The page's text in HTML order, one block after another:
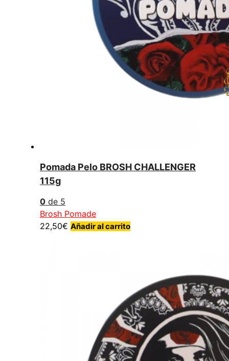
Pomada Pelo BROSH CHALLENGER
115g
0 de 5
Brosh Pomade
22,50€ Añadir al carrito